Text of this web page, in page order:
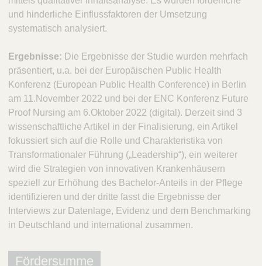
und hinderliche Einflussfaktoren der Umsetzung
systematisch analysiert.
Ergebnisse: Die Ergebnisse der Studie wurden mehrfach
präsentiert, u.a. bei der Europäischen Public Health
Konferenz (European Public Health Conference) in Berlin
am 11.November 2022 und bei der ENC Konferenz Future
Proof Nursing am 6.Oktober 2022 (digital). Derzeit sind 3
wissenschaftliche Artikel in der Finalisierung, ein Artikel
fokussiert sich auf die Rolle und Charakteristika von
Transformationaler Führung („Leadership“), ein weiterer
wird die Strategien von innovativen Krankenhäusern
speziell zur Erhöhung des Bachelor-Anteils in der Pflege
identifizieren und der dritte fasst die Ergebnisse der
Interviews zur Datenlage, Evidenz und dem Benchmarking
in Deutschland und international zusammen.
Fördersumme